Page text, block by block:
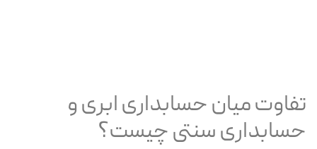
تفاوت میان حسابداری ابری و
حسابداری سنتی چیست؟